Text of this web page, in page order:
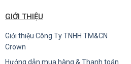
GIỚI THIỆU
Giới thiệu Công Ty TNHH TM&CN
Crown
Hướng dẫn mua hàng & Thanh toán